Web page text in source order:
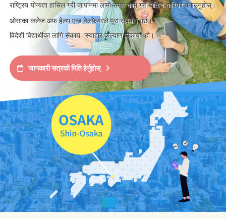
राष्ट्रिय योग्यता हासिल गरी जापानमा लामो समय काम गर्न सकिने करियर बनाउनुहोस्।
ओसाका कलेज अफ हेल्थ एन्ड वेलफेयरले पूरा सहयोग गर्छ।
विदेशी विद्यार्थीका लागि संकाय "स्याहार कल्याण संकाय" हो।
जानकारी सत्रको मिति हेर्नुहोस्